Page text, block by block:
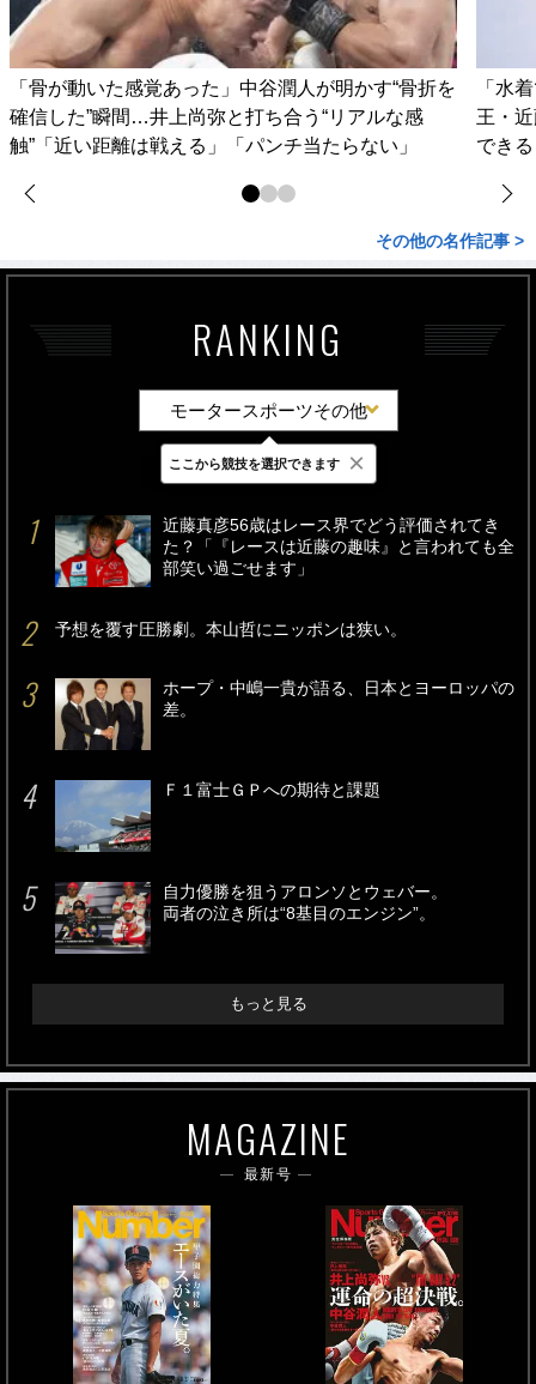
「骨が動いた感覚あった」中谷潤人が明かす“骨折を
確信した”瞬間…井上尚弥と打ち合う“リアルな感
触”「近い距離は戦える」「パンチ当たらない」
「水
王・
でき
その他の名作記事 >
RANKING
モータースポーツその他
最新 24時間 週間
近藤真彦56歳はレース界でどう評価されてき
た？「『レースは近藤の趣味』と言われても全
部笑い過ごせます」
予想を覆す圧勝劇。本山哲にニッポンは狭い。
ホープ・中嶋一貴が語る、日本とヨーロッパの
差。
Ｆ１富士ＧＰへの期待と課題
自力優勝を狙うアロンソとウェバー。
両者の泣き所は“8基目のエンジン”。
もっと見る
MAGAZINE
最新号
ここから競技を選択できます ×